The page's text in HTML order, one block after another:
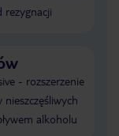
rezygnacji
- rozszerzenie
alkoholu